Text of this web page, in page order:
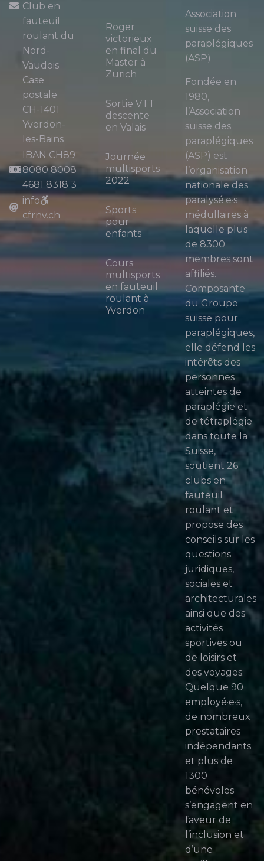
Club en
fauteuil
roulant du
Nord-
Vaudois
Case
postale
CH-1401
Yverdon-
les-Bains
IBAN CH89
8080 8008
4681 8318 3
info
cfrnv.ch
Roger
victorieux
en final du
Master à
Zurich
Sortie VTT
descente
en Valais
Journée
multisports
2022
Sports
pour
enfants
Cours
multisports
en fauteuil
roulant à
Yverdon
Association
suisse des
paraplégiques
(ASP)
Fondée en
1980,
l’Association
suisse des
paraplégiques
(ASP) est
l’organisation
nationale des
paralysé·e·s
médullaires à
laquelle plus
de 8300
membres sont
affiliés.
Composante
du Groupe
suisse pour
paraplégiques,
elle défend les
intérêts des
personnes
atteintes de
paraplégie et
de tétraplégie
dans toute la
Suisse,
soutient 26
clubs en
fauteuil
roulant et
propose des
conseils sur les
questions
juridiques,
sociales et
architecturales
ainsi que des
activités
sportives ou
de loisirs et
des voyages.
Quelque 90
employé·e·s,
de nombreux
prestataires
indépendants
et plus de
1300
bénévoles
s’engagent en
faveur de
l’inclusion et
d’une